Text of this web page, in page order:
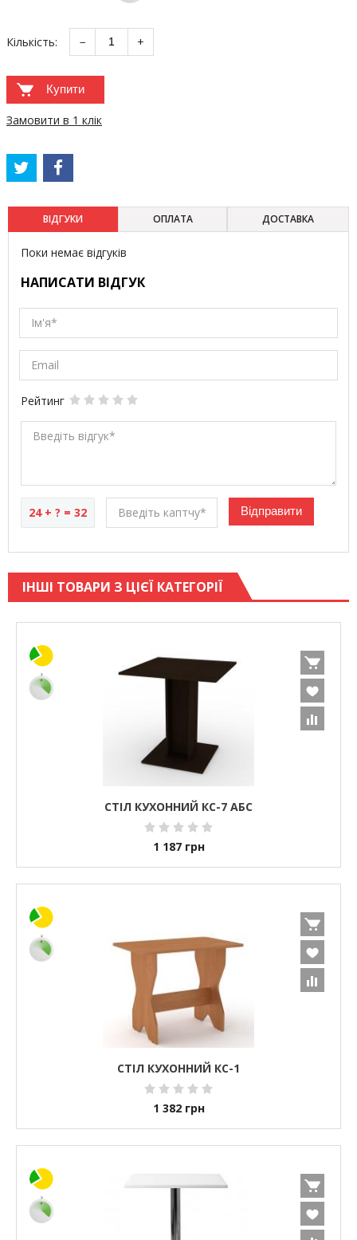
Кількість: − +
Купити
Замовити в 1 клік
ВІДГУКИ ОПЛАТА ДОСТАВКА
Поки немає відгуків
НАПИСАТИ ВІДГУК
Ім'я*
Email
Рейтинг
Введіть відгук*
24 + ? = 32 Введіть каптчу*
ІНШІ ТОВАРИ З ЦІЄЇ КАТЕГОРІЇ
СТІЛ КУХОННИЙ КС-7 АБС
1 187 грн
СТІЛ КУХОННИЙ КС-1
1 382 грн